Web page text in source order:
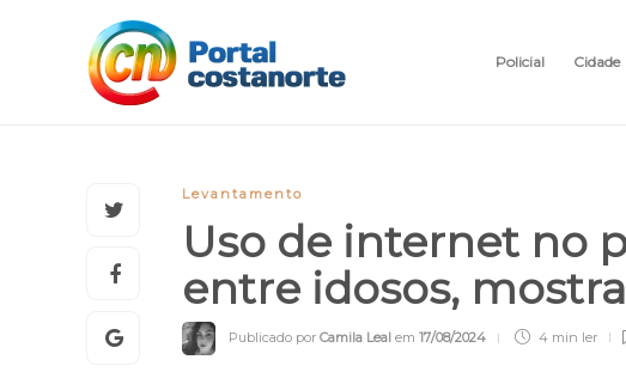
Policial Cidade
Levantamento
Uso de internet no
entre idosos,
Publicado por Camila Leal em 17/08/2024 4 min ler